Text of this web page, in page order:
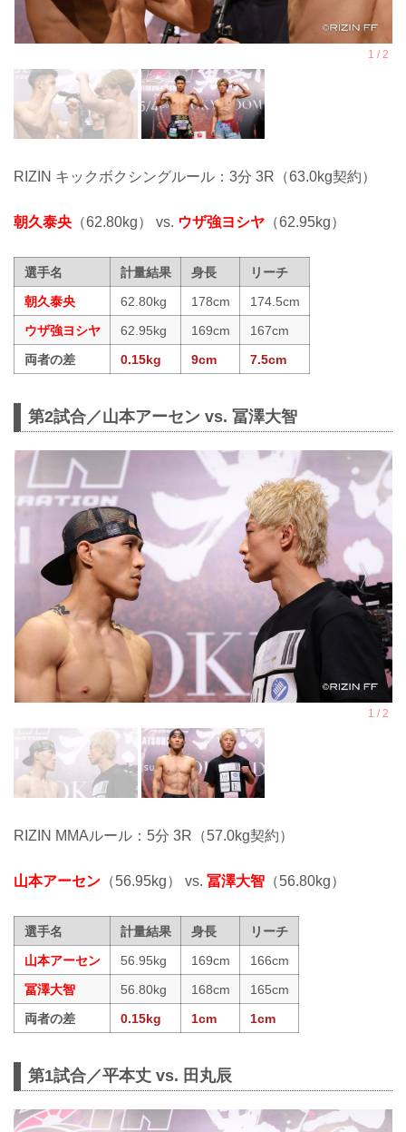
RIZIN キックボクシングルール：3分 3R（63.0kg契約）
朝久泰央 （62.80kg） vs. ウザ強ヨシヤ （62.95kg）
選手名 計量結果 身長
リーチ
朝久泰央
62.80kg 178cm
174.5cm
ウザ強ヨシヤ
62.95kg 169cm
167cm
両者の差
0.15kg 9cm 7.5cm
第2試合／山本アーセン vs. 冨澤大智
RIZIN MMAルール：5分 3R（57.0kg契約）
山本アーセン （56.95kg） vs. 冨澤大智 （56.80kg）
選手名 計量結果 身長
リーチ
山本アーセン
56.95kg 169cm
166cm
冨澤大智
56.80kg 168cm
165cm
両者の差
0.15kg 1cm 1cm
第1試合／平本丈 vs. 田丸辰